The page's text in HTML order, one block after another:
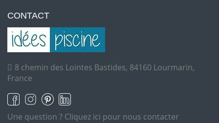
CONTACT
8 chemin des Lointes Bastides, 84160 Lourmarin,
France
Une question ? Cliquez ici pour nous contacter